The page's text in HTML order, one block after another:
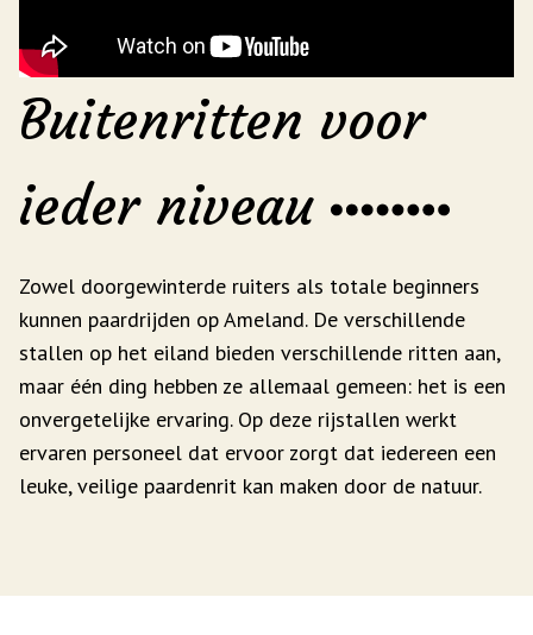
Buitenritten voor
ieder niveau
Zowel doorgewinterde ruiters als totale beginners
kunnen paardrijden op Ameland. De verschillende
stallen op het eiland bieden verschillende ritten aan,
maar één ding hebben ze allemaal gemeen: het is een
onvergetelijke ervaring. Op deze rijstallen werkt
ervaren personeel dat ervoor zorgt dat iedereen een
leuke, veilige paardenrit kan maken door de natuur.